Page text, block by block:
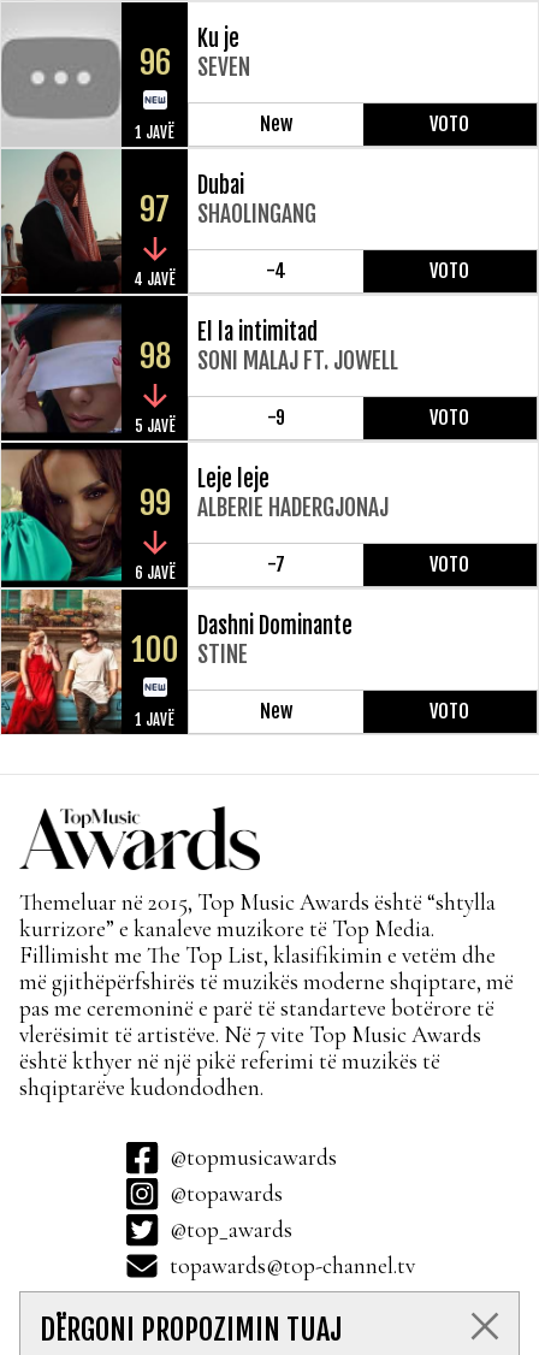
96
1 JAVË
Ku je
SEVEN
New VOTO
97
4 JAVË
Dubai
SHAOLINGANG
-4 VOTO
98
5 JAVË
El la intimitad
SONI MALAJ FT. JOWELL
-9 VOTO
99
6 JAVË
Leje leje
ALBERIE HADERGJONAJ
-7 VOTO
100
1 JAVË
Dashni Dominante
STINE
New VOTO
DËRGONI PROPOZIMIN TUAJ
Themeluar në 2015, Top Music Awards është “shtylla
kurrizore” e kanaleve muzikore të Top Media.
Fillimisht me The Top List, klasifikimin e vetëm dhe
më gjithëpërfshirës të muzikës moderne shqiptare, më
pas me ceremoninë e parë të standarteve botërore të
vlerësimit të artistëve. Në 7 vite Top Music Awards
është kthyer në një pikë referimi të muzikës të
shqiptarëve kudondodhen.
@topmusicawards
@topawards
@top_awards
topawards@top-channel.tv